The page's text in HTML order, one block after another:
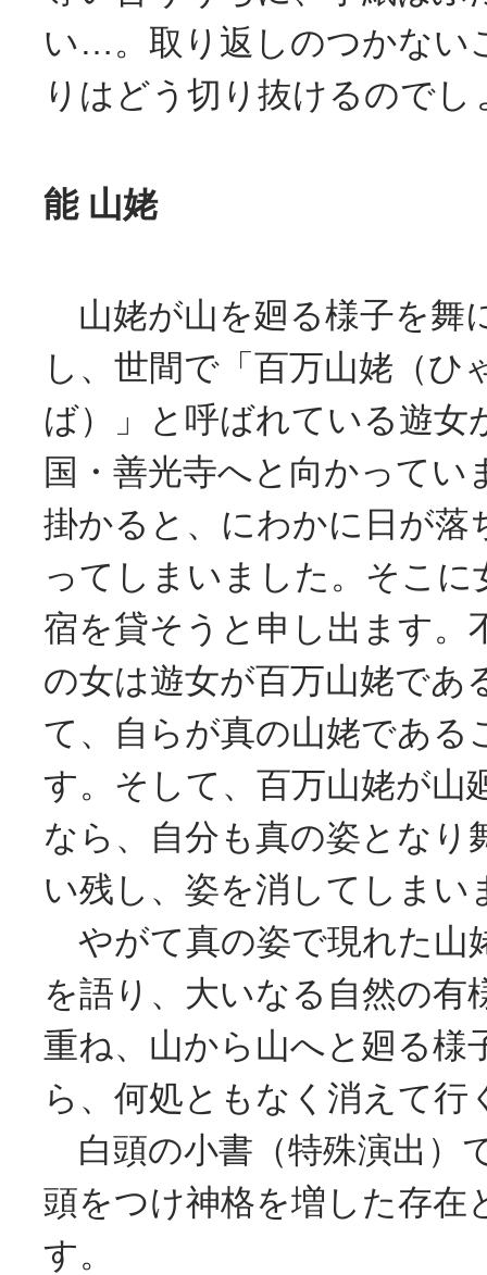
い…。取り返しのつかない
りはどう切り抜けるのでし
能 山姥
山姥が山を廻る様子を舞
し、世間で「百万山姥（ひ
ば）」と呼ばれている遊女
国・善光寺へと向かってい
掛かると、にわかに日が落
ってしまいました。そこに
宿を貸そうと申し出ます。
の女は遊女が百万山姥であ
て、自らが真の山姥である
す。そして、百万山姥が山
なら、自分も真の姿となり
い残し、姿を消してしまい
やがて真の姿で現れた山
を語り、大いなる自然の有
重ね、山から山へと廻る様
ら、何処ともなく消えて行
白頭の小書（特殊演出）
頭をつけ神格を増した存在
す。